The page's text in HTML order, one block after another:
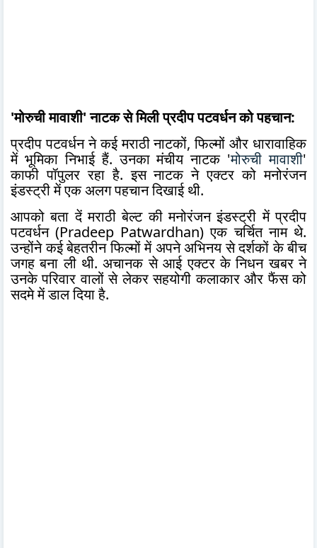
'मोरुची मावाशी' नाटक से मिली प्रदीप पटवर्धन को पहचान:
प्रदीप पटवर्धन ने कई मराठी नाटकों, फिल्मों और धारावाहिक
में भूमिका निभाई हैं. उनका मंचीय नाटक 'मोरुची मावाशी'
काफी पॉपुलर रहा है. इस नाटक ने एक्टर को मनोरंजन
इंडस्ट्री में एक अलग पहचान दिखाई थी.
आपको बता दें मराठी बेल्ट की मनोरंजन इंडस्ट्री में प्रदीप
पटवर्धन (Pradeep Patwardhan) एक चर्चित नाम थे.
उन्होंने कई बेहतरीन फिल्मों में अपने अभिनय से दर्शकों के बीच
जगह बना ली थी. अचानक से आई एक्टर के निधन खबर ने
उनके परिवार वालों से लेकर सहयोगी कलाकार और फैंस को
सदमे में डाल दिया है.